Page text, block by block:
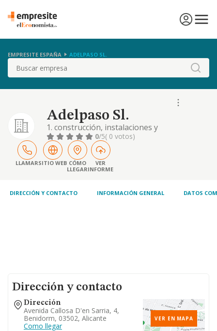
EMPRESITE ESPAÑA ADELPASO SL.
Buscar
Adelpaso Sl.
1. construcción, instalaciones y
mantenimiento. 2. comercio al por mayor yal
por menor. distribución comercial.
importación y exportación. 3. actividades
inmobiliarias. 4. actividades profesionales. 5.
industrias manufactureras y textiles. 6.
prestación de ser
0/5( 0 votos)
LLAMARSITIO WEB CÓMO
LLEGAR
VER
INFORME
DIRECCIÓN Y CONTACTO INFORMACIÓN GENERAL DATOS
Dirección y contacto
Dirección
Avenida Callosa D'en Sarria, 4,
Benidorm, 03502, Alicante
Como llegar
VER EN MAPA